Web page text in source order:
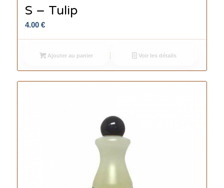
S – Tulip
4.00 €
Ajouter au panier Voir les détails